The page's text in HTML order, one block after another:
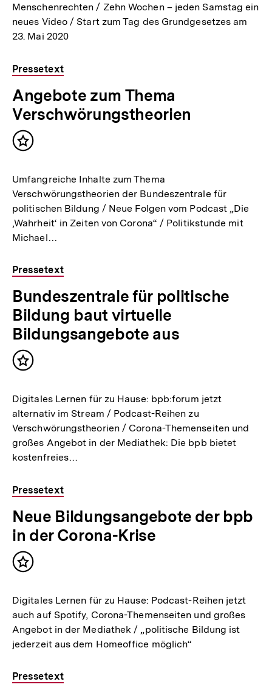
Menschenrechten / Zehn Wochen – jeden Samstag ein
neues Video / Start zum Tag des Grundgesetzes am
23. Mai 2020
Pressetext
Angebote zum Thema
Verschwörungstheorien
Inhalt
Umfangreiche Inhalte zum Thema
Verschwörungstheorien der Bundeszentrale für
politischen Bildung / Neue Folgen vom Podcast „Die
‚Wahrheit‘ in Zeiten von Corona“ / Politikstunde mit
Michael…
Pressetext
Bundeszentrale für politische
Bildung baut virtuelle
Bildungsangebote aus
Inhalt
Digitales Lernen für zu Hause: bpb:forum jetzt
alternativ im Stream / Podcast-Reihen zu
Verschwörungstheorien / Corona-Themenseiten und
großes Angebot in der Mediathek: Die bpb bietet
kostenfreies…
Pressetext
Neue Bildungsangebote der bpb
in der Corona-Krise
Inhalt
Digitales Lernen für zu Hause: Podcast-Reihen jetzt
auch auf Spotify, Corona-Themenseiten und großes
Angebot in der Mediathek / „politische Bildung ist
jederzeit aus dem Homeoffice möglich“
Pressetext